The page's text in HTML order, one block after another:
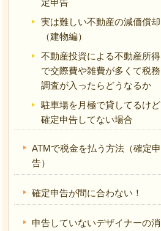
実は難しい不動産の減価償却
（建物編）
不動産投資による不動産所得
で交際費や雑費が多くて税務
調査が入ったらどうなるか
駐車場を月極で貸してるけど
確定申告してない場合
ATMで税金を払う方法（確定申
告）
確定申告が間に合わない！
申告していないデザイナーの消